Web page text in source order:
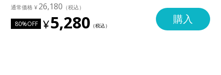
26,180
80%OFF 5,280 購入